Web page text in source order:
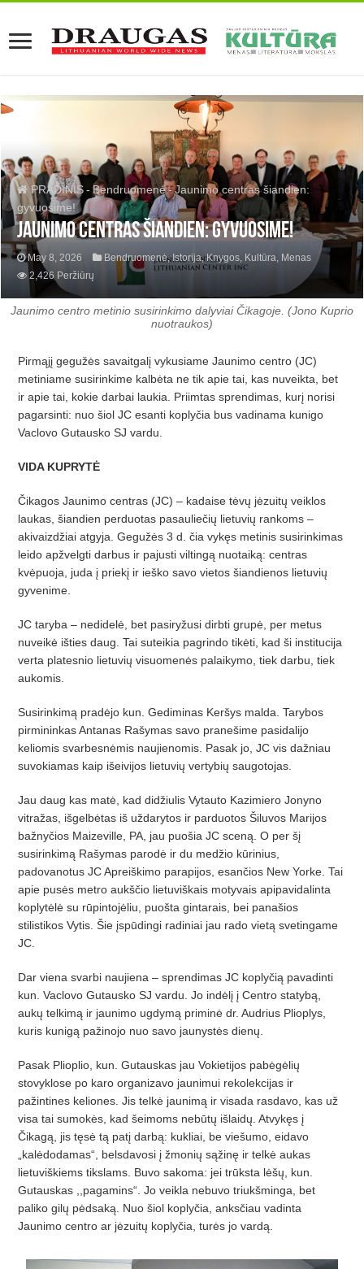
PRADINIS - Bendruomenė-Jaunimo centras šiandien:
gyvuosime!
Jaunimo centras šiandien: gyvuosime!
May 8, 2026 Bendruomenė,Istorija,Knygos, Kultūra, Menas
2,426 Peržiūrų
Jaunimo centro metinio susirinkimo dalyviai Čikagoje. (Jono Kuprio
nuotraukos)
Pirmąjį gegužės savaitgalį vykusiame Jaunimo centro (JC)
metiniame susirinkime kalbėta ne tik apie tai, kas nuveikta, bet
ir apie tai, kokie darbai laukia. Priimtas sprendimas, kurį norisi
pagarsinti: nuo šiol JC esanti koplyčia bus vadinama kunigo
Vaclovo Gutausko SJ vardu.
VIDA KUPRYTĖ
Čikagos Jaunimo centras (JC) – kadaise tėvų jėzuitų veiklos
laukas, šiandien perduotas pasauliečių lietuvių rankoms –
akivaizdžiai atgyja. Gegužės 3 d. čia vykęs metinis susirinkimas
leido apžvelgti darbus ir pajusti viltingą nuotaiką: centras
kvėpuoja, juda į priekį ir ieško savo vietos šiandienos lietuvių
gyvenime.
JC taryba – nedidelė, bet pasiryžusi dirbti grupė, per metus
nuveikė išties daug. Tai suteikia pagrindo tikėti, kad ši institucija
verta platesnio lietuvių visuomenės palaikymo, tiek darbu, tiek
aukomis.
Susirinkimą pradėjo kun. Gediminas Keršys malda. Tarybos
pirmininkas Antanas Rašymas savo pranešime pasidalijo
keliomis svarbesnėmis naujienomis. Pasak jo, JC vis dažniau
suvokiamas kaip išeivijos lietuvių vertybių saugotojas.
Jau daug kas matė, kad didžiulis Vytauto Kazimiero Jonyno
vitražas, išgelbėtas iš uždarytos ir parduotos Šiluvos Marijos
bažnyčios Maizeville, PA, jau puošia JC sceną. O per šį
susirinkimą Rašymas parodė ir du medžio kūrinius,
padovanotus JC Apreiškimo parapijos, esančios New Yorke. Tai
apie pusės metro aukščio lietuviškais motyvais apipavidalinta
koplytėlė su rūpintojėliu, puošta gintarais, bei panašios
stilistikos Vytis. Šie įspūdingi radiniai jau rado vietą svetingame
JC.
Dar viena svarbi naujiena – sprendimas JC koplyčią pavadinti
kun. Vaclovo Gutausko SJ vardu. Jo indėlį į Centro statybą,
aukų telkimą ir jaunimo ugdymą priminė dr. Audrius Plioplys,
kuris kunigą pažinojo nuo savo jaunystės dienų.
Pasak Plioplio, kun. Gutauskas jau Vokietijos pabėgėlių
stovyklose po karo organizavo jaunimui rekolekcijas ir
pažintines keliones. Jis telkė jaunimą ir visada rasdavo, kas už
visa tai sumokės, kad šeimoms nebūtų išlaidų. Atvykęs į
Čikagą, jis tęsė tą patį darbą: kukliai, be viešumo, eidavo
„kalėdodamas“, belsdavosi į žmonių sąžinę ir telkė aukas
lietuviškiems tikslams. Buvo sakoma: jei trūksta lėšų, kun.
Gutauskas ,,pagamins“. Jo veikla nebuvo triukšminga, bet
paliko gilų pėdsaką. Nuo šiol koplyčia, anksčiau vadinta
Jaunimo centro ar jėzuitų koplyčia, turės jo vardą.